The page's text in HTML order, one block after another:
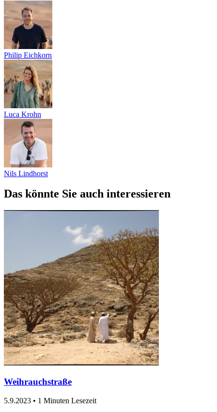
Philip Eichkorn
Luca Krohn
Nils Lindhorst
Das könnte Sie auch interessieren
Weihrauchstraße
5.9.2023 • 1 Minuten Lesezeit